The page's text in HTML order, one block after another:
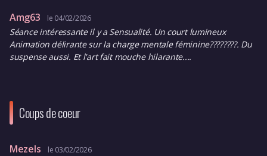
Amg63 le 04/02/2026
Séance intéressante il y a Sensualité. Un court lumineux
Animation délirante sur la charge mentale féminine????????. Du
suspense aussi. Et l'art fait mouche hilarante....
Coups de coeur
Mezels le 03/02/2026